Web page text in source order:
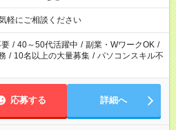
軽にご相談ください
要 / 40～50代活躍中 / 副業・WワークOK /
/ 10名以上の大量募集 / パソコンスキル不
応募する 詳細へ